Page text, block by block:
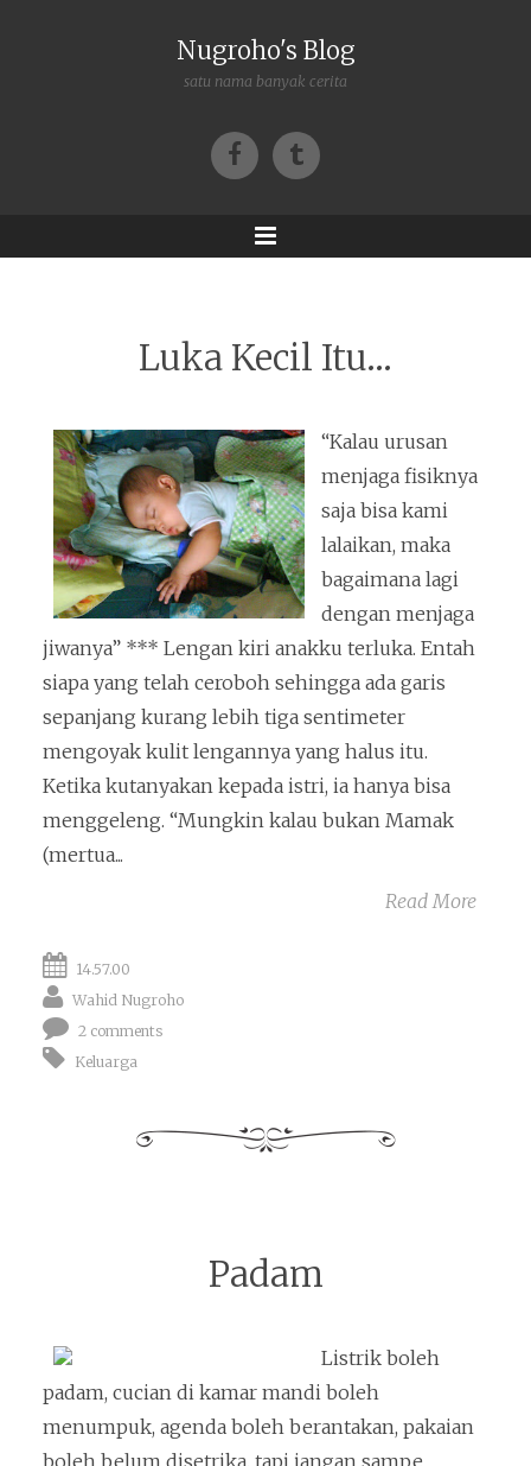
Nugroho's Blog
satu nama banyak cerita
Facebook
Menu
Luka Kecil Itu...
“Kalau urusan
menjaga fisiknya
saja bisa kami
lalaikan, maka
bagaimana lagi
dengan menjaga
jiwanya” *** Lengan kiri anakku terluka. Entah
siapa yang telah ceroboh sehingga ada garis
sepanjang kurang lebih tiga sentimeter
mengoyak kulit lengannya yang halus itu.
Ketika kutanyakan kepada istri, ia hanya bisa
menggeleng. “Mungkin kalau bukan Mamak
(mertua...
Read More
14.57.00
Wahid Nugroho
2 comments
Keluarga
Padam
Listrik boleh
padam, cucian di kamar mandi boleh
menumpuk, agenda boleh berantakan, pakaian
boleh belum disetrika, tapi jangan sampe